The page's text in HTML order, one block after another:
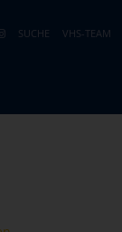
SUCHE VHS-TEAM